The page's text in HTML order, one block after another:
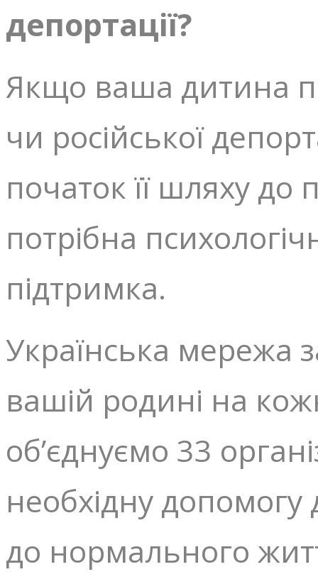
депортації?
Якщо ваша дитина
чи російської
початок її шляху до
потрібна
підтримка.
Українська мережа
вашій родині на
об’єднуємо 33
необхідну
до нормального